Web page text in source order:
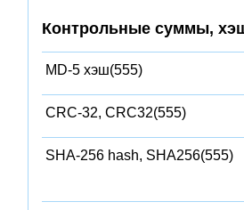
Контрольные суммы,
MD-5 хэш(555)
CRC-32, CRC32(555)
SHA-256 hash, SHA256(555)